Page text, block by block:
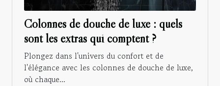
Colonnes de douche de luxe : quels
sont les extras qui comptent ?
Plongez dans l'univers du confort et de
l'élégance avec les colonnes de douche de luxe,
où chaque...